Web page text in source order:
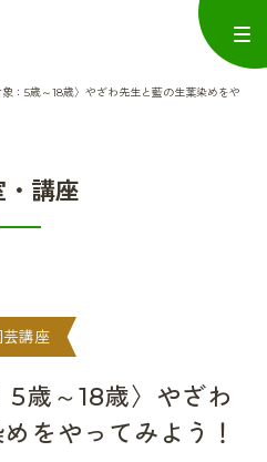
象：5歳～18歳〉やざわ先生と藍の生葉染めをや
・講座
芸講座
5歳～18歳〉やざわ
をやってみよう！